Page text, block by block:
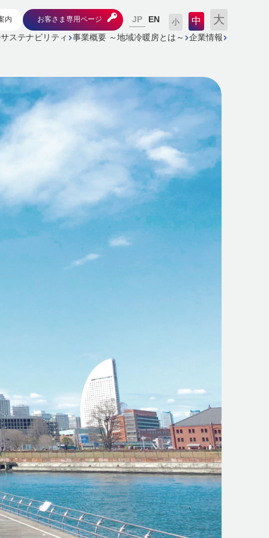
内 お客さま専用ページ JP EN 小 中 大
ステナビリティ 事業概要 ～地域冷暖房とは～ 企業情報